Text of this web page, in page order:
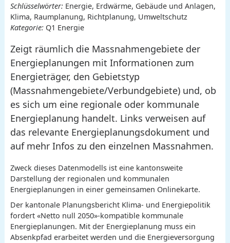
Schlüsselwörter:Energie, Erdwärme, Gebäude und Anlagen,
Klima, Raumplanung, Richtplanung, Umweltschutz
Kategorie:Q1 Energie
Zeigt räumlich die Massnahmengebiete der
Energieplanungen mit Informationen zum
Energieträger, den Gebietstyp
(Massnahmengebiete/Verbundgebiete) und, ob
es sich um eine regionale oder kommunale
Energieplanung handelt. Links verweisen auf
das relevante Energieplanungsdokument und
auf mehr Infos zu den einzelnen Massnahmen.
Zweck dieses Datenmodells ist eine kantonsweite
Darstellung der regionalen und kommunalen
Energieplanungen in einer gemeinsamen Onlinekarte.
Der kantonale Planungsbericht Klima- und Energiepolitik
fordert «Netto null 2050»-kompatible kommunale
Energieplanungen. Mit der Energieplanung muss ein
Absenkpfad erarbeitet werden und die Energieversorgung